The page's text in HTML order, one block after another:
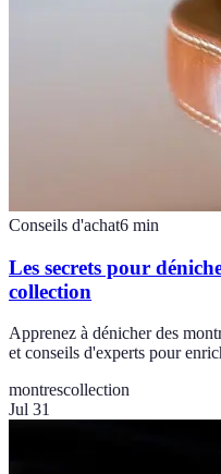
Conseils d'achat6 min
Les secrets pour
collection
Apprenez à dénicher des
et conseils d'experts pour
montrescollection
Jul 31